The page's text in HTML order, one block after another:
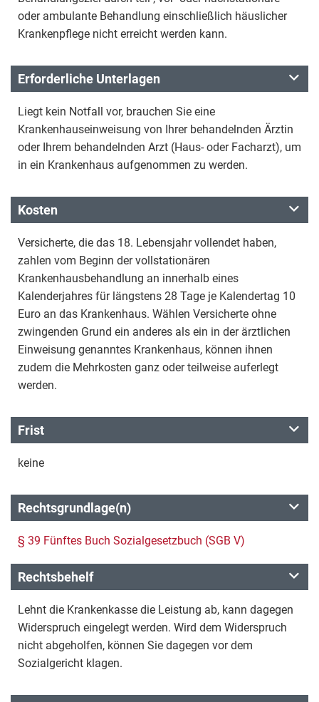
oder ambulante Behandlung einschließlich häuslicher
Krankenpflege nicht erreicht werden kann.
Erforderliche Unterlagen
Liegt kein Notfall vor, brauchen Sie eine
Krankenhauseinweisung von Ihrer behandelnden Ärztin
oder Ihrem behandelnden Arzt (Haus- oder Facharzt), um
in ein Krankenhaus aufgenommen zu werden.
Kosten
Versicherte, die das 18. Lebensjahr vollendet haben,
zahlen vom Beginn der vollstationären
Krankenhausbehandlung an innerhalb eines
Kalenderjahres für längstens 28 Tage je Kalendertag 10
Euro an das Krankenhaus. Wählen Versicherte ohne
zwingenden Grund ein anderes als ein in der ärztlichen
Einweisung genanntes Krankenhaus, können ihnen
zudem die Mehrkosten ganz oder teilweise auferlegt
werden.
Frist
keine
Rechtsgrundlage(n)
§ 39 Fünftes Buch Sozialgesetzbuch (SGB V)
Rechtsbehelf
Lehnt die Krankenkasse die Leistung ab, kann dagegen
Widerspruch eingelegt werden. Wird dem Widerspruch
nicht abgeholfen, können Sie dagegen vor dem
Sozialgericht klagen.